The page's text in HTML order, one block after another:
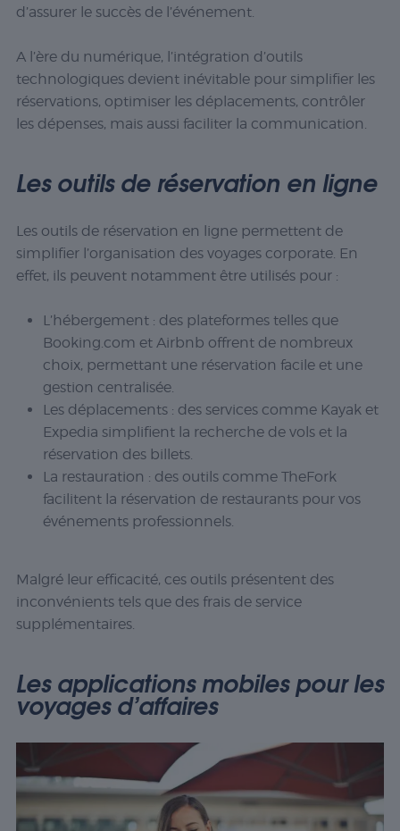
d’assurer le succès de l’événement.
A l’ère du numérique, l’intégration d’outils
technologiques devient inévitable pour simplifier les
réservations, optimiser les déplacements, contrôler
les dépenses, mais aussi faciliter la communication.
Les outils de réservation en ligne
Les outils de réservation en ligne permettent de
simplifier l’organisation des voyages corporate. En
effet, ils peuvent notamment être utilisés pour :
L’hébergement : des plateformes telles que
Booking.com et Airbnb offrent de nombreux
choix, permettant une réservation facile et une
gestion centralisée.
Les déplacements : des services comme Kayak et
Expedia simplifient la recherche de vols et la
réservation des billets.
La restauration : des outils comme TheFork
facilitent la réservation de restaurants pour vos
événements professionnels.
Malgré leur efficacité, ces outils présentent des
inconvénients tels que des frais de service
supplémentaires.
Les applications mobiles pour les
voyages d’affaires